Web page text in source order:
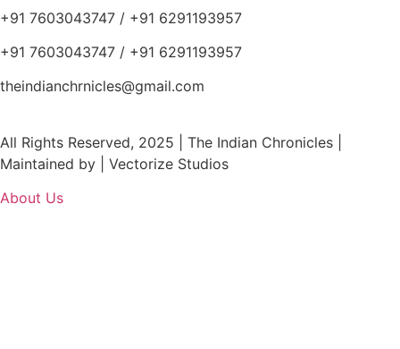
+91 7603043747 / +91 6291193957
+91 7603043747 / +91 6291193957
theindianchrnicles@gmail.com
All Rights Reserved, 2025 | The Indian Chronicles |
Maintained by | Vectorize Studios
About Us